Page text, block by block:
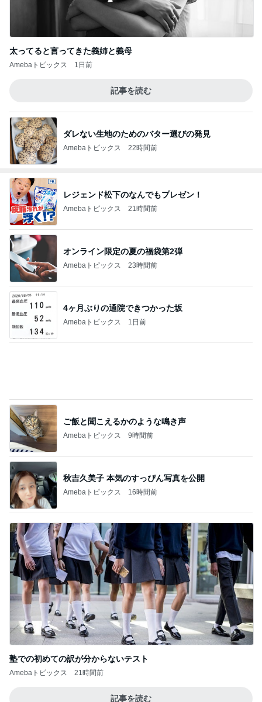
太ってると言ってきた義姉と義母
Amebaトピックス 1日前
記事を読む
ダレない生地のためのバター選びの発見
Amebaトピックス 22時間前
レジェンド松下のなんでもプレゼン！
Amebaトピックス 21時間前
オンライン限定の夏の福袋第2弾
Amebaトピックス 23時間前
4ヶ月ぶりの通院できつかった坂
Amebaトピックス 1日前
秋吉久美子 本気のすっぴん写真を公開
Amebaトピックス 16時間前
塾での初めての訳が分からないテスト
Amebaトピックス 21時間前
記事を読む
Amebaトピックス 13時間前